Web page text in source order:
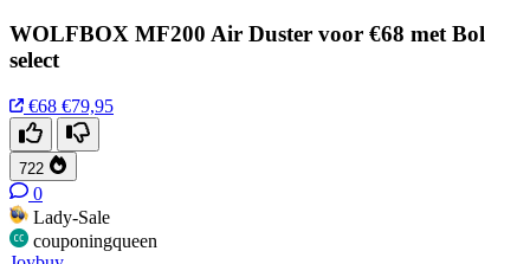
WOLFBOX MF200 Air Duster voor €68 met Bol
select
€68 €79,95
722
0
Lady-Sale
couponingqueen